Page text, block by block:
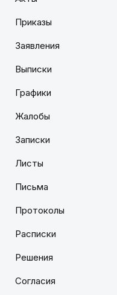
Приказы
Заявления
Выписки
Графики
Жалобы
Записки
Листы
Письма
Протоколы
Расписки
Решения
Согласия